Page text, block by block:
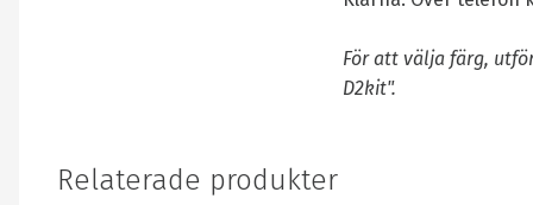
För att välja färg,
D2kit".
Relaterade produkter